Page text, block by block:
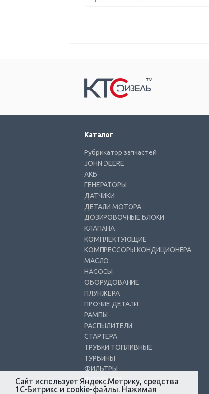
Каталог
Рубрикатор запчастей
JOHN DEERE
АКБ
ГЕНЕРАТОРЫ
ДАТЧИКИ
ДЕТАЛИ МОТОРА
ДОЗИРОВОЧНЫЕ БЛОКИ
КЛАПАНА
КОМПЛЕКТУЮЩИЕ
КОМПРЕССОРЫ КОНДИЦИОНЕРА
МАСЛО
НАСОСЫ
ОБОРУДОВАНИЕ
ПЛУНЖЕРА
ПРОЧИЕ ДЕТАЛИ
РАМПЫ
РАСПЫЛИТЕЛИ
СТАРТЕРА
ТРУБКИ ТОПЛИВНЫЕ
ТУРБИНЫ
ФИЛЬТРЫ
ФОРСУНКИ
Сайт использует Яндекс.Метрику, средства
1С-Битрикс и cookie-файлы. Нажимая